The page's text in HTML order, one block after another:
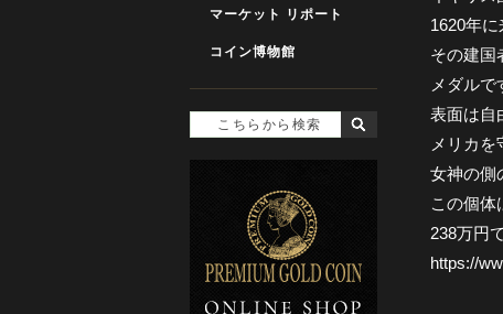
1620年
その建国
メダルで
表面は自
メリカ
女神の側
この個体
238万円
https://
マーケット リポート
コイン博物館